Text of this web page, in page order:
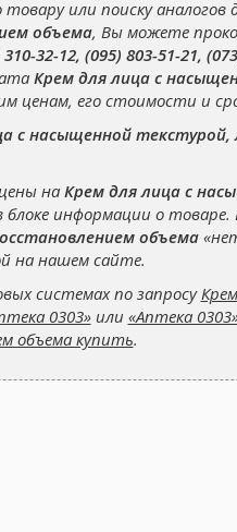
или поиску аналогов
объема, Вы можете
32-12, (095) 803-51-21,
Крем для лица с
ценам, его стоимости и
с насыщенной
на Крем для лица с
информации о
объема
на нашем сайте.
системах по запросу
0303»или «Аптека
объема купить.